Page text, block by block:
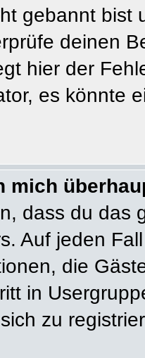
gebannt bist
deinen
hier der
es könnte
mich
dass du das
Auf jeden
die
in
zu